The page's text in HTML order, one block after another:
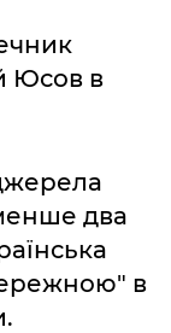
Юсов в
два
в